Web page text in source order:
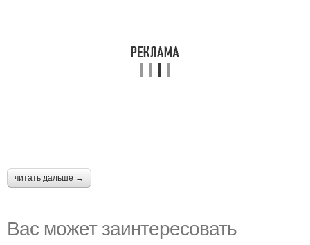
читать дальше →
Вас может заинтересовать